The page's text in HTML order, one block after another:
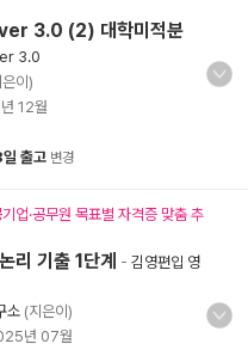
3.0 (2) 대학미적분
3.0
이)
12월
출고 변경
업·공무원 목표별 자격증 맞춤 추
리 기출 1단계 - 김영편입 영
소 (지은이)
년 07월